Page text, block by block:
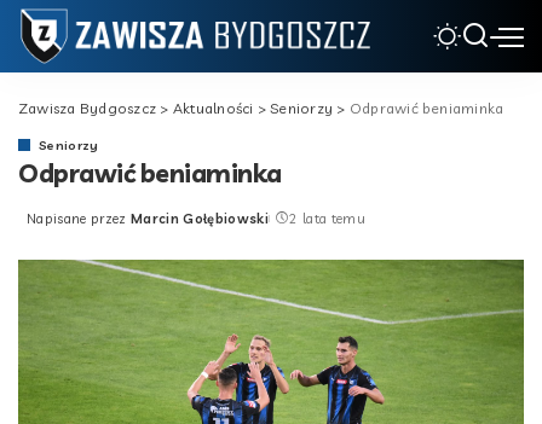
Zawisza Bydgoszcz > Aktualności >Seniorzy > Odprawić beniaminka
Seniorzy
Odprawić beniaminka
Posted
Napisane przez Marcin Gołębiowski 2 lata temu